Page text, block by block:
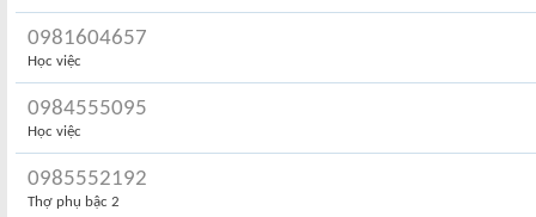
0981604657
Học việc
0984555095
Học việc
0985552192
Thợ phụ bậc 2